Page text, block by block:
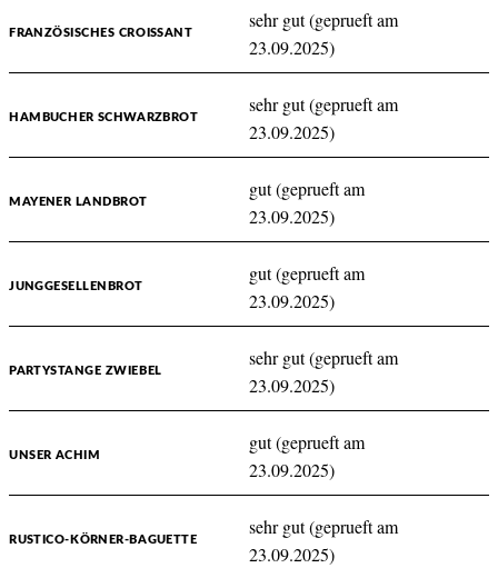
FRANZÖSISCHES CROISSANT
sehr gut (geprueft am
23.09.2025)
HAMBUCHER SCHWARZBROT
sehr gut (geprueft am
23.09.2025)
MAYENER LANDBROT
gut (geprueft am
23.09.2025)
JUNGGESELLENBROT
gut (geprueft am
23.09.2025)
PARTYSTANGE ZWIEBEL
sehr gut (geprueft am
23.09.2025)
UNSER ACHIM
gut (geprueft am
23.09.2025)
RUSTICO-KÖRNER-BAGUETTE
sehr gut (geprueft am
23.09.2025)